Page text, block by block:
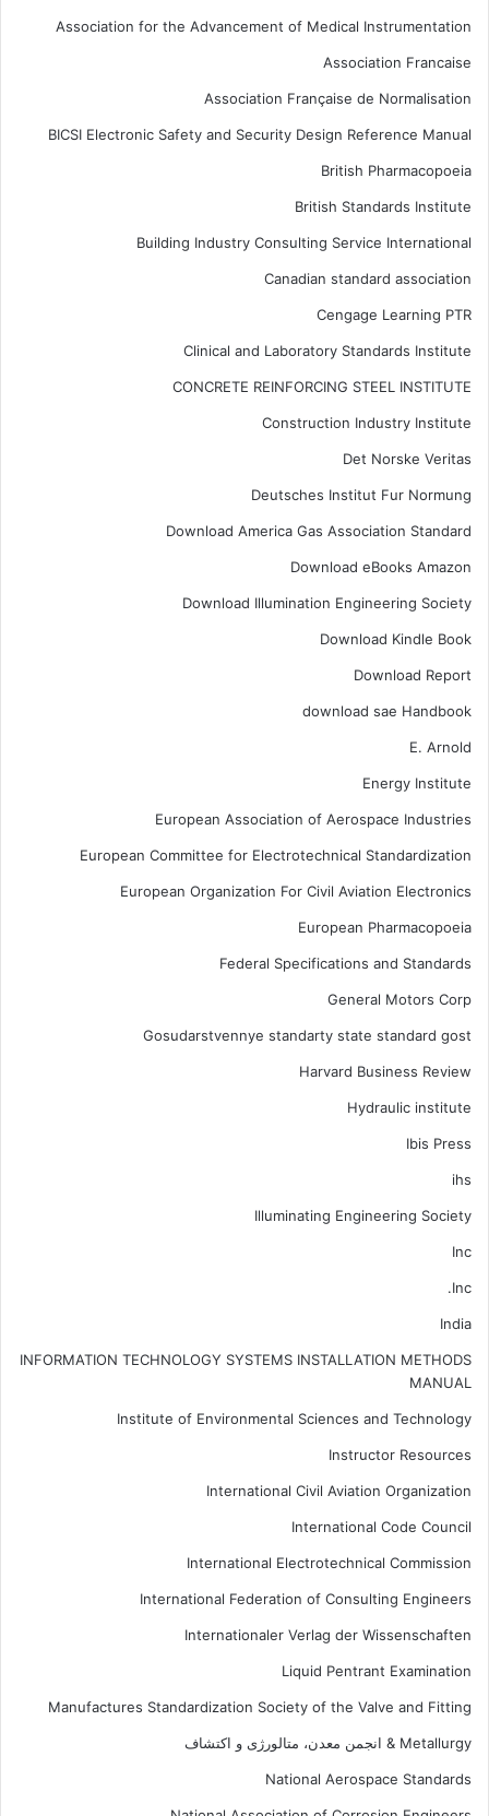
Association for the Advancement of Medical Instrumentation
Association Francaise
Association Française de Normalisation
BICSI Electronic Safety and Security Design Reference Manual
British Pharmacopoeia
British Standards Institute
Building Industry Consulting Service International
Canadian standard association
Cengage Learning PTR
Clinical and Laboratory Standards Institute
CONCRETE REINFORCING STEEL INSTITUTE
Construction Industry Institute
Det Norske Veritas
Deutsches Institut Fur Normung
Download America Gas Association Standard
Download eBooks Amazon
Download Illumination Engineering Society
Download Kindle Book
Download Report
download sae Handbook
E. Arnold
Energy Institute
European Association of Aerospace Industries
European Committee for Electrotechnical Standardization
European Organization For Civil Aviation Electronics
European Pharmacopoeia
Federal Specifications and Standards
General Motors Corp
Gosudarstvennye standarty state standard gost
Harvard Business Review
Hydraulic institute
Ibis Press
ihs
Illuminating Engineering Society
Inc
Inc.
India
INFORMATION TECHNOLOGY SYSTEMS INSTALLATION METHODS
MANUAL
Institute of Environmental Sciences and Technology
Instructor Resources
International Civil Aviation Organization
International Code Council
International Electrotechnical Commission
International Federation of Consulting Engineers
Internationaler Verlag der Wissenschaften
Liquid Pentrant Examination
Manufactures Standardization Society of the Valve and Fitting
Metallurgy & انجمن معدن، متالورژی و اکتشاف
National Aerospace Standards